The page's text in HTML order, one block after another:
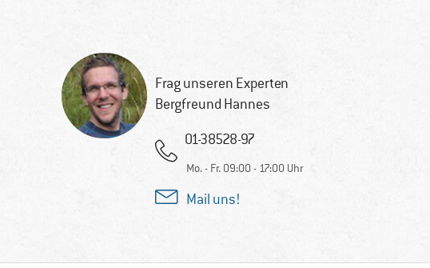
Frag unseren Experten
Bergfreund Hannes
01-38528-97
Mo. - Fr. 09:00 - 17:00 Uhr
Mail uns!